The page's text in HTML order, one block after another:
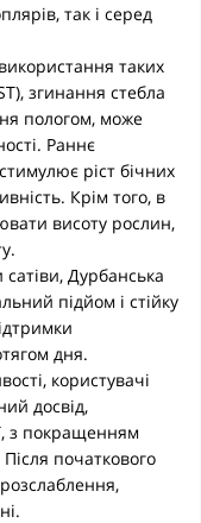
так і серед
таких
згинання стебла
пологом, може
Раннє
ріст бічних
Крім того, в
висоту рослин,
Дурбанська
підйом і стійку
дня.
користувачі
досвід,
з покращенням
початкового